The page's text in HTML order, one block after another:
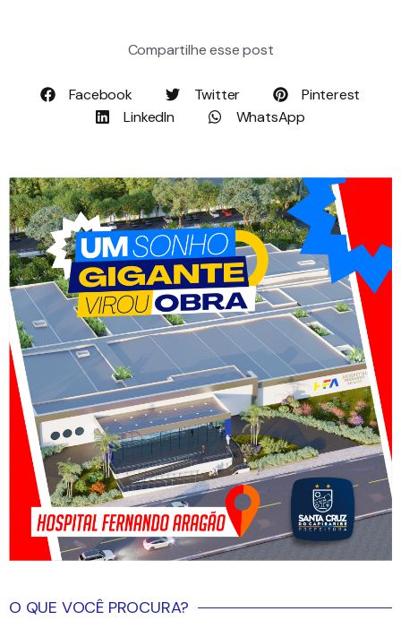
Compartilhe esse post
Facebook Twitter
Pinterest
LinkedIn
WhatsApp
O QUE VOCÊ PROCURA?